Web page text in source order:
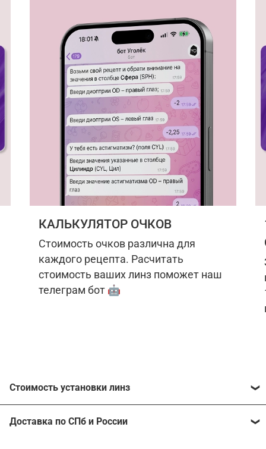
КАЛЬКУЛЯТОР ОЧКОВ
Стоимость очков различна для
каждого рецепта. Расчитать
стоимость ваших линз поможет наш
телеграм бот 🤖
Стоимость установки линз
Расчитать стоимость ваших линз поможет
Доставка по СПб и России